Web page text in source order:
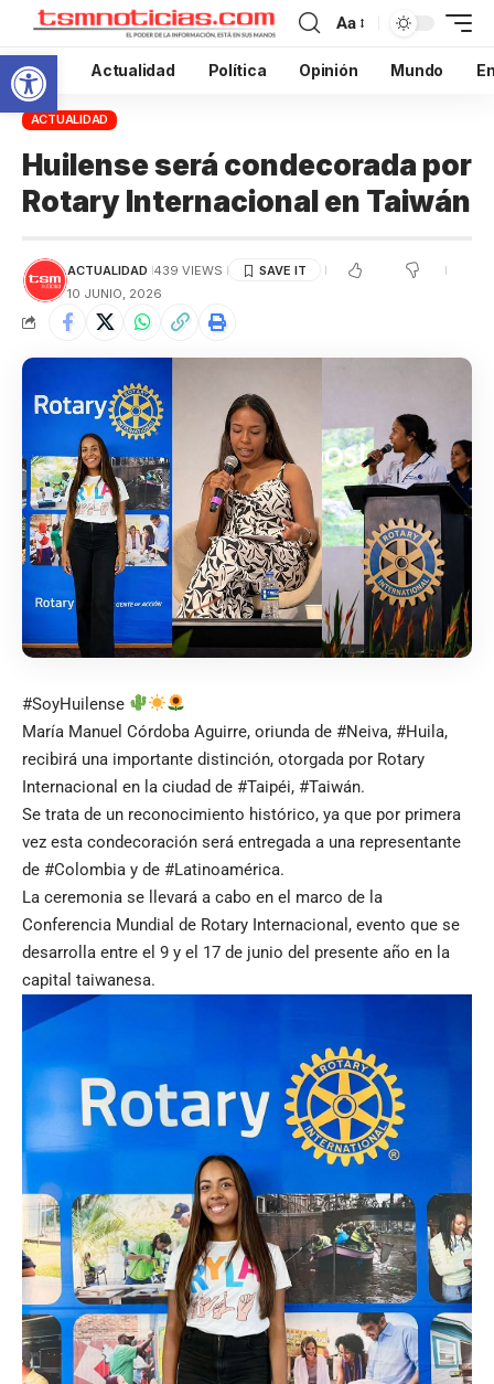
Abrir barra de herramientas
Aa
Inicio Actualidad Política Opinión Mundo
ACTUALIDAD
Huilense será condecorada por
Rotary Internacional en Taiwán
ACTUALIDAD 439 VIEWS
10 JUNIO, 2026
#SoyHuilense
María Manuel Córdoba Aguirre, oriunda de #Neiva, #Huila,
recibirá una importante distinción, otorgada por Rotary
Internacional en la ciudad de #Taipéi, #Taiwán.
Se trata de un reconocimiento histórico, ya que por primera
vez esta condecoración será entregada a una representante
de #Colombia y de #Latinoamérica.
La ceremonia se llevará a cabo en el marco de la
Conferencia Mundial de Rotary Internacional, evento que se
desarrolla entre el 9 y el 17 de junio del presente año en la
capital taiwanesa.